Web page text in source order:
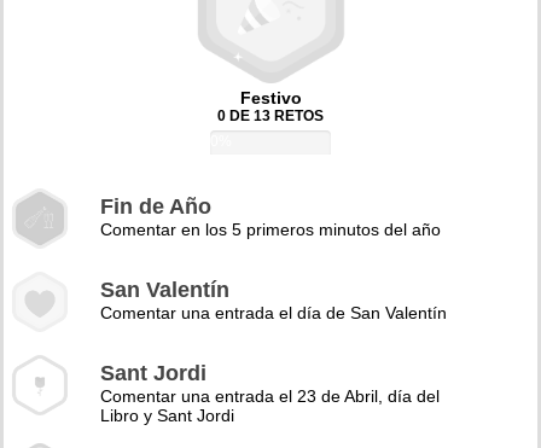
Festivo
0 DE 13 RETOS
Fin de Año
Comentar en los 5 primeros minutos del año
San Valentín
Comentar una entrada el día de San Valentín
Sant Jordi
Comentar una entrada el 23 de Abril, día del
Libro y Sant Jordi